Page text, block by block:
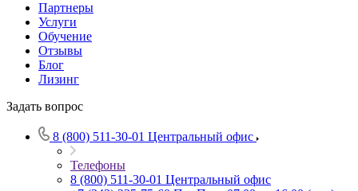
Партнеры
Услуги
Обучение
Отзывы
Блог
Лизинг
Задать вопрос
8 (800) 511-30-01 Центральный офис
Телефоны
8 (800) 511-30-01 Центральный офис